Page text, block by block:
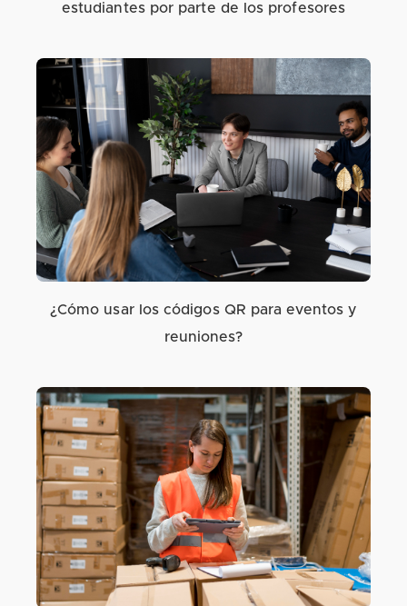
estudiantes por parte de los profesores
¿Cómo usar los códigos QR para eventos y
reuniones?